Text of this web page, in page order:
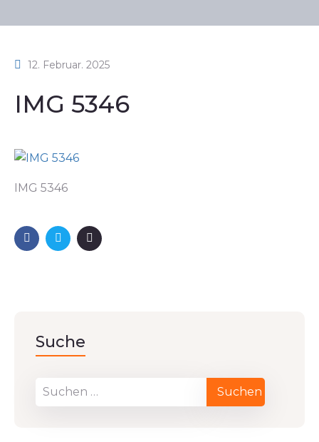
12. Februar. 2025
IMG 5346
IMG 5346
Suche